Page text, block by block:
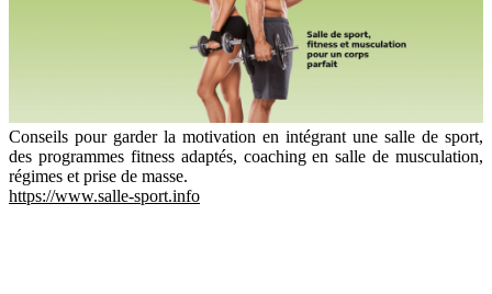
Conseils pour garder la motivation en intégrant une salle de sport,
des programmes fitness adaptés, coaching en salle de musculation,
régimes et prise de masse.
https://www.salle-sport.info